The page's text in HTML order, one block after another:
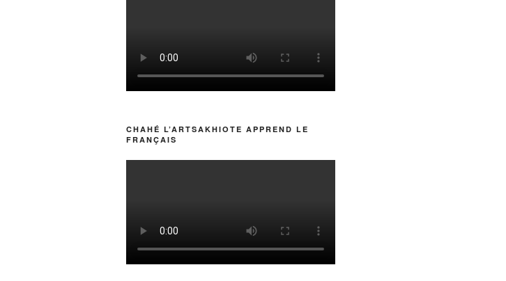
CHAHÉ L’ARTSAKHIOTE APPREND LE
FRANÇAIS